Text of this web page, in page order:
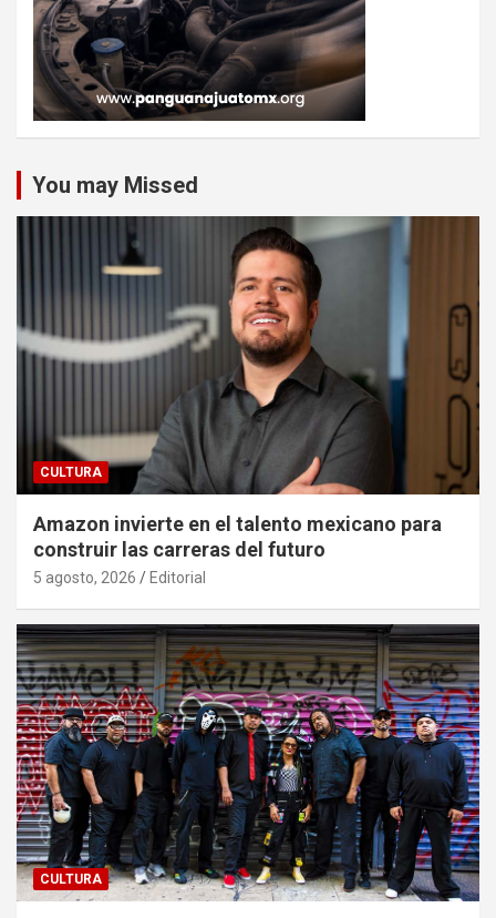
You may Missed
CULTURA
Amazon invierte en el talento mexicano para
construir las carreras del futuro
5 agosto, 2026 Editorial
CULTURA